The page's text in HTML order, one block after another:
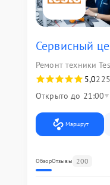
Сервисный
Ремонт техники
5,0
Открыто до 21:00
Маршрут
ОбзорОтзывы 200